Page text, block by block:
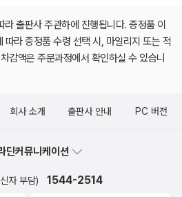
출판사 주관하에 진행됩니다. 증정품 이
따라 증정품 수령 선택 시, 마일리지 또는 적
감액은 주문과정에서 확인하실 수 있습니
회사 소개 출판사 안내 PC 버전
딘커뮤니케이션
자 부담) 1544-2514